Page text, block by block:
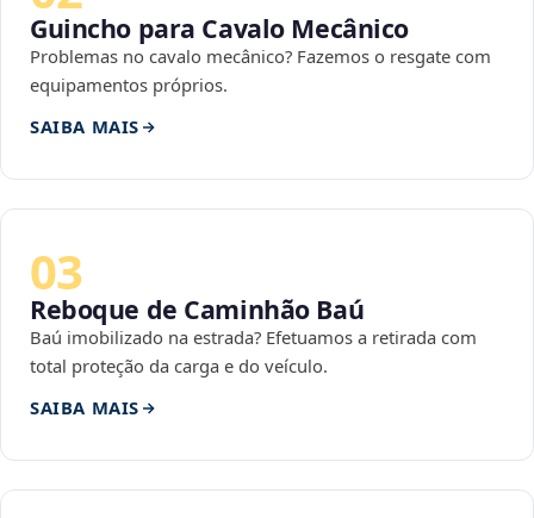
Guincho para Cavalo Mecânico
Problemas no cavalo mecânico? Fazemos o resgate com
equipamentos próprios.
SAIBA MAIS
03
Reboque de Caminhão Baú
Baú imobilizado na estrada? Efetuamos a retirada com
total proteção da carga e do veículo.
SAIBA MAIS